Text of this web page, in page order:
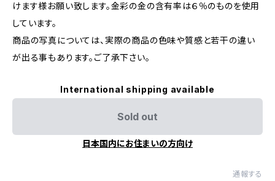
けます様お願い致します。金彩の金の含有率は６％のものを使用
しています。
商品の写真については、実際の商品の色味や質感と若干の違い
が出る事もあります。ご了承下さい。
International shipping available
Sold out
日本国内にお住まいの方向け
通報する